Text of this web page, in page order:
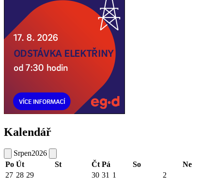
Kalendář
Srpen2026
Po Út St Čt Pá So
Ne
27 28 29 30 31 1
2